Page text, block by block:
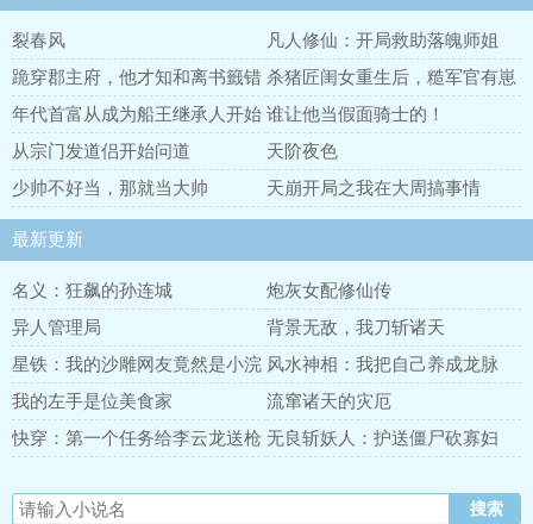
裂春风
凡人修仙：开局救助落魄师姐
跪穿郡主府，他才知和离书籤错
了
杀猪匠闺女重生后，糙军官有崽
了
年代首富从成为船王继承人开始 谁让他当假面骑士的！
从宗门发道侣开始问道
天阶夜色
少帅不好当，那就当大帅
天崩开局之我在大周搞事情
最新更新
名义：狂飙的孙连城
炮灰女配修仙传
异人管理局
背景无敌，我刀斩诸天
星铁：我的沙雕网友竟然是小浣
熊
风水神相：我把自己养成龙脉
我的左手是位美食家
流窜诸天的灾厄
快穿：第一个任务给李云龙送枪 无良斩妖人：护送僵尸砍寡妇